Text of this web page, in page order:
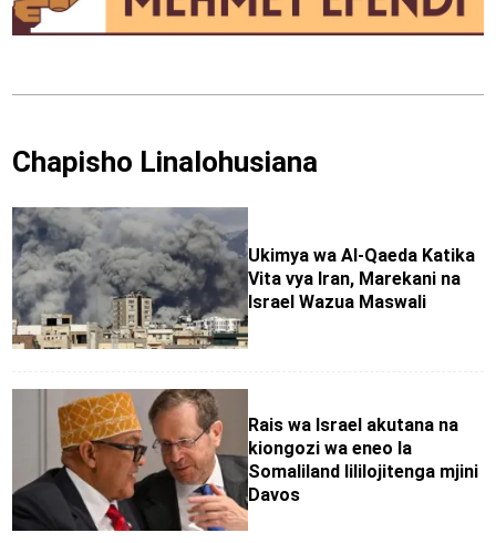
Chapisho Linalohusiana
Ukimya wa Al-Qaeda Katika
Vita vya Iran, Marekani na
Israel Wazua Maswali
Rais wa Israel akutana na
kiongozi wa eneo la
Somaliland lililojitenga mjini
Davos